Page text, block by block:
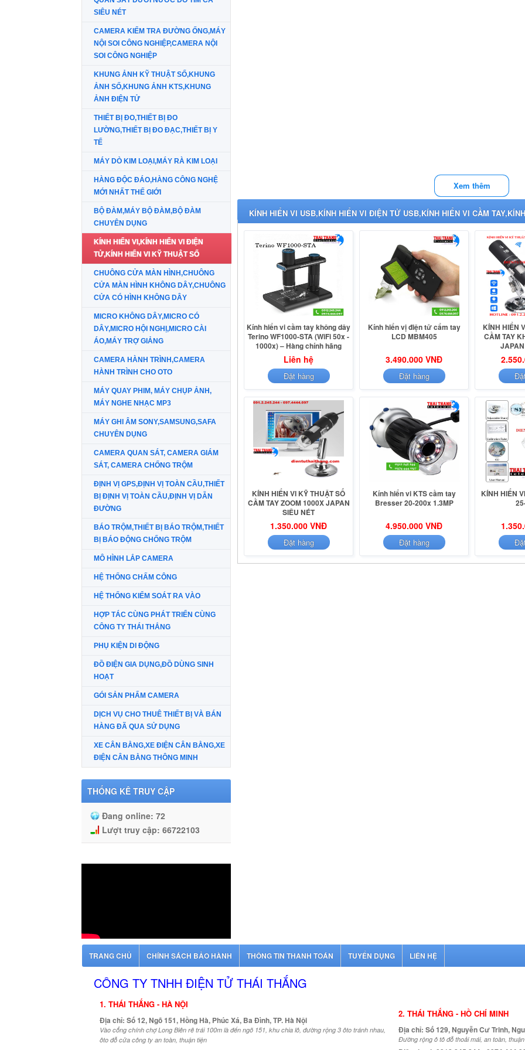
SIÊU NÉT
CAMERA KIỂM TRA ĐƯỜNG ỐNG,MÁY
NỘI SOI CÔNG NGHIỆP,CAMERA NỘI
SOI CÔNG NGHIỆP
KHUNG ẢNH KỸ THUẬT SỐ,KHUNG
ẢNH SỐ,KHUNG ẢNH KTS,KHUNG
ẢNH ĐIỆN TỬ
THIẾT BỊ ĐO,THIẾT BỊ ĐO
LƯỜNG,THIẾT BỊ ĐO ĐẠC,THIẾT BỊ Y
TẾ
MÁY DÒ KIM LOẠI,MÁY RÀ KIM LOẠI
HÀNG ĐỘC ĐÁO,HÀNG CÔNG NGHỆ
MỚI NHẤT THẾ GIỚI
BỘ ĐÀM,MÁY BỘ ĐÀM,BỘ ĐÀM
CHUYÊN DỤNG
KÍNH HIỂN VI,KÍNH HIỂN VI ĐIỆN
TỬ,KÍNH HIỂN VI KỸ THUẬT SỐ
CHUÔNG CỬA MÀN HÌNH,CHUÔNG
CỬA MÀN HÌNH KHÔNG DÂY,CHUÔNG
CỬA CÓ HÌNH KHÔNG DÂY
MICRO KHÔNG DÂY,MICRO CÓ
DÂY,MICRO HỘI NGHỊ,MICRO CÀI
ÁO,MÁY TRỢ GIẢNG
CAMERA HÀNH TRÌNH,CAMERA
HÀNH TRÌNH CHO OTO
MÁY QUAY PHIM, MÁY CHỤP ẢNH,
MÁY NGHE NHẠC MP3
MÁY GHI ÂM SONY,SAMSUNG,SAFA
CHUYÊN DỤNG
CAMERA QUAN SÁT, CAMERA GIÁM
SÁT, CAMERA CHỐNG TRỘM
ĐỊNH VỊ GPS,ĐỊNH VỊ TOÀN CẦU,THIẾT
BỊ ĐỊNH VỊ TOÀN CẦU,ĐỊNH VỊ DẪN
ĐƯỜNG
BÁO TRỘM,THIẾT BỊ BÁO TRỘM,THIẾT
BỊ BÁO ĐỘNG CHỐNG TRỘM
MÔ HÌNH LẮP CAMERA
HỆ THỐNG CHẤM CÔNG
HỆ THỐNG KIỂM SOÁT RA VÀO
HỢP TÁC CÙNG PHÁT TRIỂN CÙNG
CÔNG TY THÁI THẮNG
PHỤ KIỆN DI ĐỘNG
ĐỒ ĐIỆN GIA DỤNG,ĐỒ DÙNG SINH
HOẠT
GÓI SẢN PHẨM CAMERA
DỊCH VỤ CHO THUÊ THIẾT BỊ VÀ BÁN
HÀNG ĐÃ QUA SỬ DỤNG
XE CÂN BẰNG,XE ĐIỆN CÂN BẰNG,XE
ĐIỆN CÂN BẰNG THÔNG MINH
THỐNG KÊ TRUY CẬP
Đang online: 72
Lượt truy cập: 66722103
Xem thêm
KÍNH HIỂN VI USB,KÍNH HIỂN VI ĐIỆN TỬ USB,KÍNH HIỂN VI CẦM
Kính hiển vi cầm tay không dây
Terino WF1000-STA (WiFi 50x -
1000x) – Hàng chính hãng
Liên hệ
Đặt hàng
Kính hiển vị điện tử cẩm tay
LCD MBM405
3.490.000 VNĐ
Đặt hàng
KÍNH HIỂN
CẦM TAY
KÍNH HIỂN VI KỸ THUẬT SỐ
CẦM TAY ZOOM 1000X JAPAN
SIÊU NÉT
1.350.000 VNĐ
Đặt hàng
Kính hiển vi KTS cầm tay
Bresser 20-200x 1.3MP
4.950.000 VNĐ
Đặt hàng
KÍNH HIỂN
TRANG CHỦ CHÍNH SÁCH BẢO HÀNH THÔNG TIN THANH TOÁN TUYỂN DỤNG LIÊN HỆ
CÔNG TY TNHH ĐIỆN TỬ THÁI THẮNG
1. THÁI THẮNG - HÀ NỘI
Địa chỉ: Số 12, Ngõ 151, Hồng Hà, Phúc Xá, Ba Đình, TP. Hà Nội
Vào cổng chính chợ Long Biên rẽ trái 100m là đến ngõ 151, khu chia lô, đường rộng 3 ôto tránh nhau,
ôto đỗ cửa công ty an toàn, thuận tiện
2. THÁI THẮNG - HỒ CHÍ MINH
Địa chỉ: Số 129, Nguyễn Cư Trinh,
Đường rộng ô tô đỗ thoải mái, an toàn,